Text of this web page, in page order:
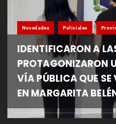
Novedades Policiales
IDENTIFICARON A
PROTAGONIZARON
VÍA PÚBLICA QUE
EN MARGARITA